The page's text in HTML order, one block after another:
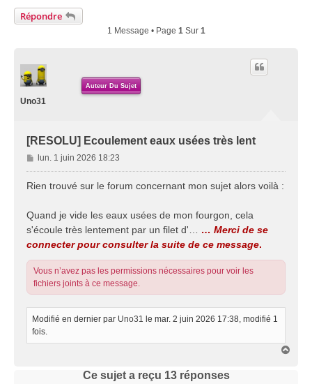
Répondre
1 Message • Page 1Sur 1
Auteur Du Sujet
Uno31
[RESOLU] Ecoulement eaux usées très lent
M
e
s
g
e
lun. 1 juin 2026 18:23
Rien trouvé sur le forum concernant mon sujet alors voilà :
Quand je vide les eaux usées de mon fourgon, cela
s'écoule très lentement par un filet d'…
… Merci de se
connecter pour consulter la suite de ce message.
Vous n’avez pas les permissions nécessaires pour voir les
fichiers joints à ce message.
Modifié en dernier par Uno31 le mar. 2 juin 2026 17:38, modifié 1
fois.
Ce sujet a reçu 13réponses